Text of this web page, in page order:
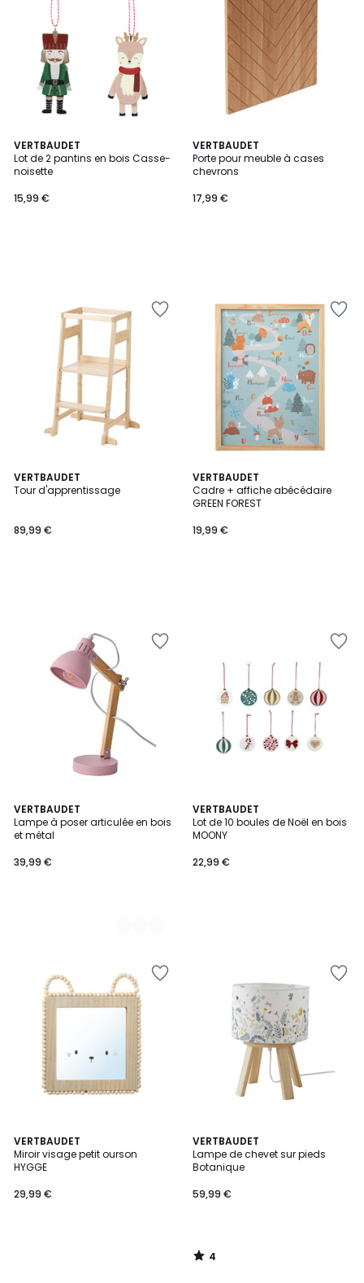
VERTBAUDET
Lot de 2 pantins en bois Casse-
noisette
15,99 €
VERTBAUDET
Porte pour meuble à cases
chevrons
17,99 €
VERTBAUDET
Tour d'apprentissage
89,99 €
VERTBAUDET
Cadre + affiche abécédaire
GREEN FOREST
19,99 €
VERTBAUDET
Lampe à poser articulée en bois
et métal
39,99 €
2
Couleurs
VERTBAUDET
Lot de 10 boules de Noël en bois
MOONY
22,99 €
VERTBAUDET
Miroir visage petit ourson
HYGGE
29,99 €
VERTBAUDET
Lampe de chevet sur pieds
Botanique
59,99 €
4
/
5
4
/